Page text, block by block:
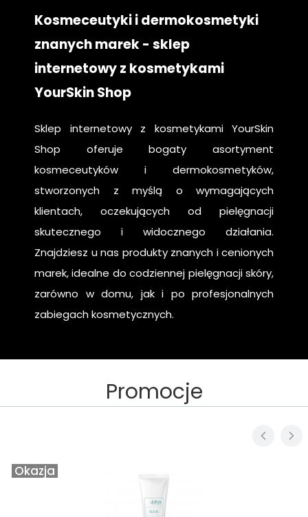
Kosmeceutyki i dermokosmetyki
znanych marek - sklep
internetowy z kosmetykami
YourSkin Shop
Sklep internetowy z kosmetykami YourSkin
Shop oferuje bogaty asortyment
kosmeceutyków i dermokosmetyków,
stworzonych z myślą o wymagających
klientach, oczekujących od pielęgnacji
skutecznego i widocznego działania.
Znajdziesz u nas produkty znanych i cenionych
marek, idealne do codziennej pielęgnacji skóry,
zarówno w domu, jak i po profesjonalnych
zabiegach kosmetycznych.
Promocje
Okazja